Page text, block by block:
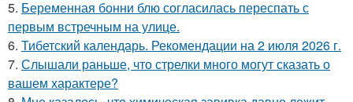
5. Беременная бонни блю согласилась переспать с
первым встречным на улице.
6. Тибетский календарь. Рекомендации на 2 июля 2026 г.
7. Слышали раньше, что стрелки много могут сказать о
вашем характере?